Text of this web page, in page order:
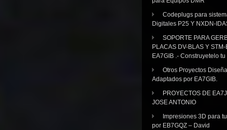
Codeplugs para
Digitales P25 Y NXDN-
SOPORTE PARA
PLACAS DV-BLAS Y
EA7GIB .- Construyetelo
Otros Proyectos
Adaptados por EA7GIB.
PROYECTOS DE
JOSE ANTONIO
Impresiones 3D para
por EB7GQZ – David